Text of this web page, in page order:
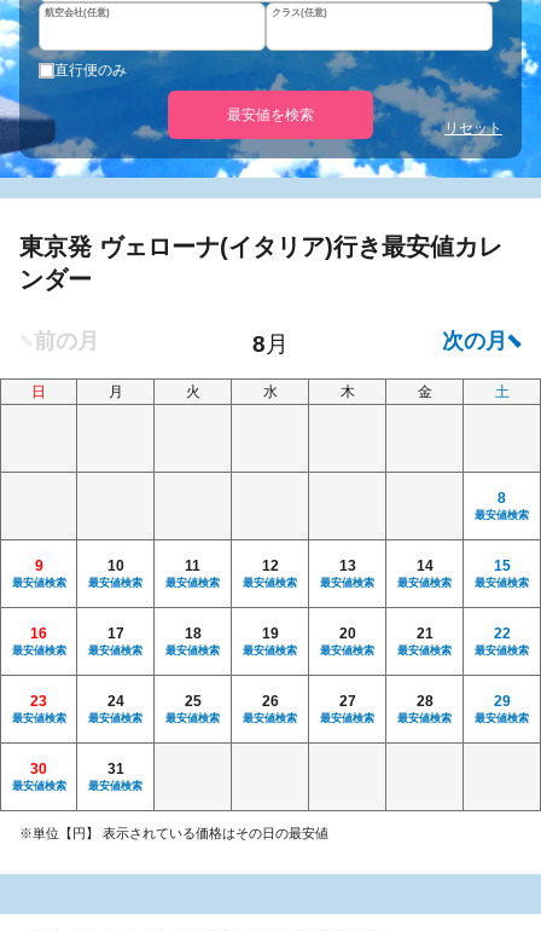
航空会社(任意) クラス(任意)
直行便のみ
最安値を検索
リセット
東京発 ヴェローナ(イタリア)行き最安値カレ
ンダー
日 月 火 水 木 金 土
8
最安値検索
9
最安値検索
10
最安値検索
11
最安値検索
12
最安値検索
13
最安値検索
14
最安値検索
15
最安値検索
16
最安値検索
17
最安値検索
18
最安値検索
19
最安値検索
20
最安値検索
21
最安値検索
22
最安値検索
23
最安値検索
24
最安値検索
25
最安値検索
26
最安値検索
27
最安値検索
28
最安値検索
29
最安値検索
30
最安値検索
31
最安値検索
※単位【円】 表示されている価格はその日の最安値